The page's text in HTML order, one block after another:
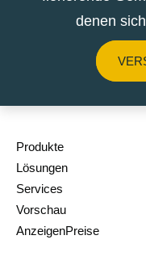
denen
Produkte
Lösungen
Services
Vorschau
AnzeigenPreise